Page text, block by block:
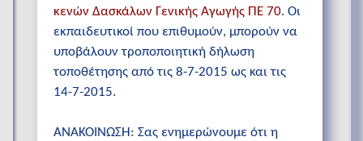
κενών Δασκάλων Γενικής Αγωγής ΠΕ 70. Οι
εκπαιδευτικοί που επιθυμούν, μπορούν να
υποβάλουν τροποποιητική δήλωση
τοποθέτησης από τις 8-7-2015 ως και τις
14-7-2015.
ΑΝΑΚΟΙΝΩΣΗ: Σας ενημερώνουμε ότι η